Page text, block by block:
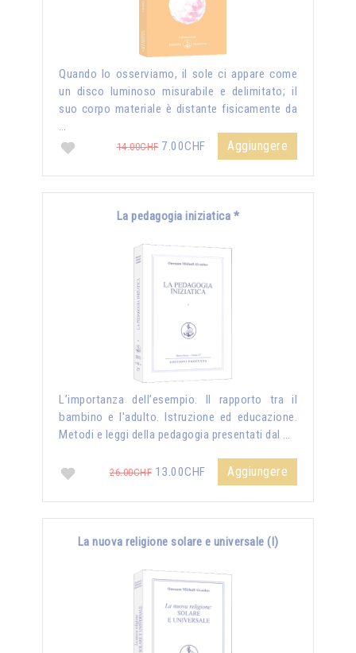
Quando lo osserviamo, il sole ci appare come
un disco luminoso misurabile e delimitato; il
suo corpo materiale è distante fisicamente da
…
14.00CHF7.00CHF Aggiungere
La pedagogia iniziatica *
L’importanza dell’esempio. Il rapporto tra il
bambino e l'adulto. Istruzione ed educazione.
Metodi e leggi della pedagogia presentati dal …
26.00CHF 13.00CHF Aggiungere
La nuova religione solare e universale (I)